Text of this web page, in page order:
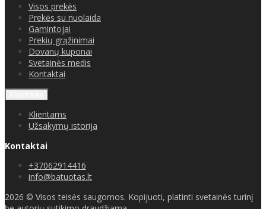
Visos prekės
Prekės su nuolaida
Gamintojai
Prekių grąžinimai
Dovanų kuponai
Svetainės medis
Kontaktai
Klientams
Užsakymų istorija
Kontaktai
+37062914416
info@batuotas.lt
2026 © Visos teisės saugomos. Kopijuoti, platinti svetainės turinį